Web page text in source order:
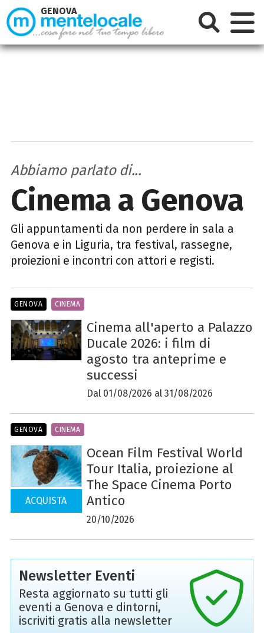
Cinema a Genova
Abbiamo parlato di...
Gli appuntamenti da non perdere in sala a
Genova e in Liguria, tra festival, rassegne,
proiezioni e incontri con attori e registi.
Cinema all'aperto a Palazzo
Ducale 2026: i film di
agosto tra anteprime e
successi
Dal 01/08/2026 al 31/08/2026
GENOVA CINEMA
Ocean Film Festival World
Tour Italia, proiezione al
The Space Cinema Porto
Antico
20/10/2026
ACQUISTA
GENOVA CINEMA
Newsletter Eventi
Resta aggiornato su tutti gli
eventi a Genova e dintorni,
iscriviti gratis alla newsletter
GENOVA